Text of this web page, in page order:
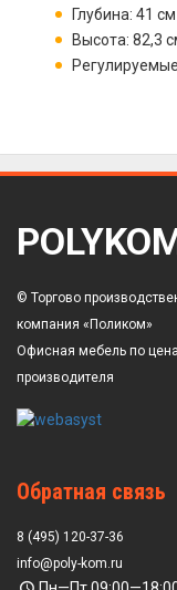
Глубина: 41 см
Высота: 82,3
© Торгово
компания «Поликом»
Офисная мебель по
производителя
Обратная связь
8 (495) 120-37-36
info@poly-kom.ru